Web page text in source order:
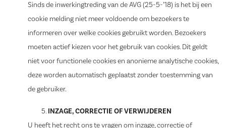
Sinds de inwerkingtreding van de AVG (25-5-’18) is het bij een
cookie melding niet meer voldoende om bezoekers te
informeren over welke cookies gebruikt worden. Bezoekers
moeten actief kiezen voor het gebruik van cookies. Dit geldt
niet voor functionele cookies en anonieme analytische cookies,
deze worden automatisch geplaatst zonder toestemming van
de gebruiker.
INZAGE, CORRECTIE OF VERWIJDEREN
U heeft het recht ons te vragen om inzage, correctie of